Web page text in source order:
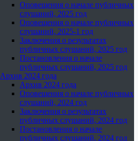
Оповещения о начале публичных
слушаний, 2025 год
Оповещения о начале публичных
слушаний, 2025-1 год
Заключения о результатах
публичных слушаний, 2025 год
Постановления о начале
публичных слушаний, 2025 год
Архив 2024 года
Архив 2024 года
Оповещения о начале публичных
слушаний, 2024 год
Заключения о результатах
публичных слушаний, 2024 год
Постановления о начале
публичных слушаний, 2024 год